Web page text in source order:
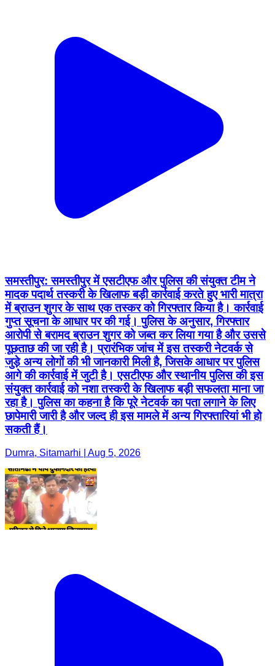
समस्तीपुर: समस्तीपुर में एसटीएफ और पुलिस की संयुक्त टीम ने
मादक पदार्थ तस्करी के खिलाफ बड़ी कार्रवाई करते हुए भारी मात्रा
में ब्राउन शुगर के साथ एक तस्कर को गिरफ्तार किया है। कार्रवाई
गुप्त सूचना के आधार पर की गई। पुलिस के अनुसार, गिरफ्तार
आरोपी से बरामद ब्राउन शुगर को जब्त कर लिया गया है और उससे
पूछताछ की जा रही है। प्रारंभिक जांच में इस तस्करी नेटवर्क से
जुड़े अन्य लोगों की भी जानकारी मिली है, जिसके आधार पर पुलिस
आगे की कार्रवाई में जुटी है। एसटीएफ और स्थानीय पुलिस की इस
संयुक्त कार्रवाई को नशा तस्करी के खिलाफ बड़ी सफलता माना जा
रहा है। पुलिस का कहना है कि पूरे नेटवर्क का पता लगाने के लिए
छापेमारी जारी है और जल्द ही इस मामले में अन्य गिरफ्तारियां भी हो
सकती हैं।
Dumra, Sitamarhi | Aug 5, 2026